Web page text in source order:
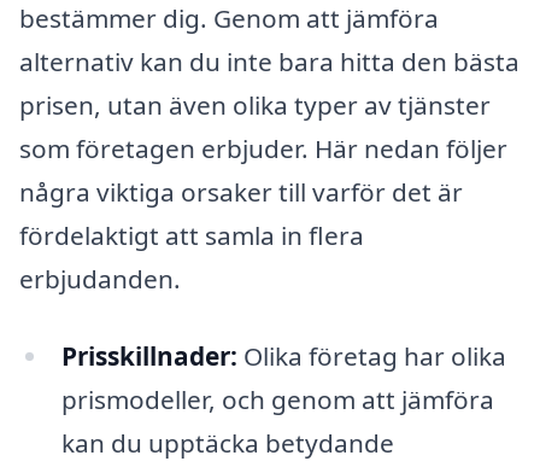
bestämmer dig. Genom att jämföra
alternativ kan du inte bara hitta den bästa
prisen, utan även olika typer av tjänster
som företagen erbjuder. Här nedan följer
några viktiga orsaker till varför det är
fördelaktigt att samla in flera
erbjudanden.
Prisskillnader: Olika företag har olika
prismodeller, och genom att jämföra
kan du upptäcka betydande